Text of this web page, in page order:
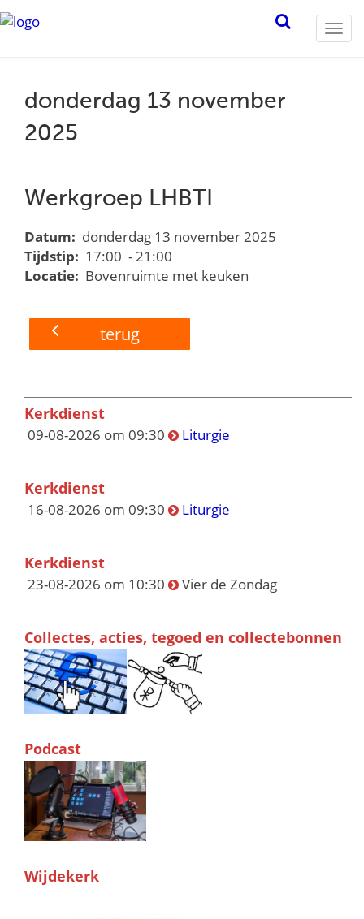
donderdag 13 november
2025
Werkgroep LHBTI
Datum: donderdag 13 november 2025
Tijdstip: 17:00 - 21:00
Locatie: Bovenruimte met keuken
terug
Kerkdienst
09-08-2026 om 09:30 Liturgie
Kerkdienst
16-08-2026 om 09:30 Liturgie
Kerkdienst
23-08-2026 om 10:30 Vier de Zondag
Collectes, acties, tegoed en collectebonnen
Podcast
Wijdekerk